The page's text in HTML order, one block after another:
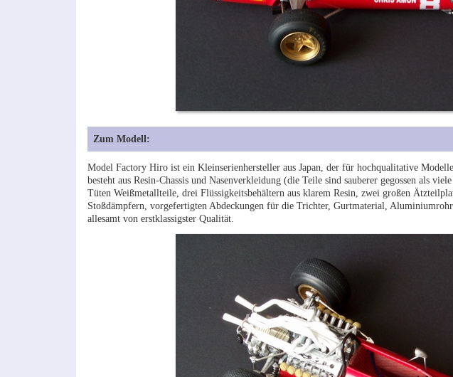
Zum Modell:
Model Factory Hiro ist ein Kleinserienhersteller aus Japan, der für hochqualitative
besteht aus Resin-Chassis und Nasenverkleidung (die Teile sind sauberer gegossen als
Tüten Weißmetallteile, drei Flüssigkeitsbehältern aus klarem Resin, zwei großen
Stoßdämpfern, vorgefertigten Abdeckungen für die Trichter, Gurtmaterial,
allesamt von erstklassigster Qualität.